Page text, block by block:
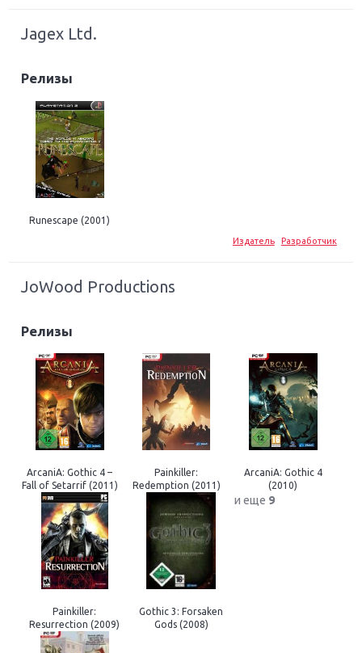
Jagex Ltd.
Релизы
Runescape (2001)
Издатель Разработчик
JoWood Productions
Релизы
ArcaniA: Gothic 4 –
Fall of Setarrif (2011)
Painkiller:
Redemption (2011)
ArcaniA: Gothic 4
(2010)
Painkiller:
Resurrection (2009)
Gothic 3: Forsaken
Gods (2008)
и еще 9